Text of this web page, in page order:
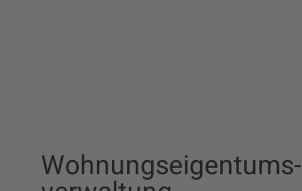
Wohnungseigentums­